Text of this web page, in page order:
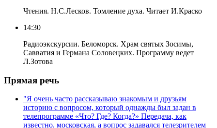
Чтения. Н.С.Лесков. Томление духа. Читает И.Краско
14:30
Радиоэкскурсии. Беломорск. Храм святых Зосимы,
Савватия и Германа Соловецких. Программу ведет
Л.Зотова
Прямая речь
"Я очень часто рассказываю знакомым и друзьям
историю с вопросом, который однажды был задан в
телепрограмме «Что? Где? Когда?» Передача, как
известно, московская, а вопрос задавался телезрителем